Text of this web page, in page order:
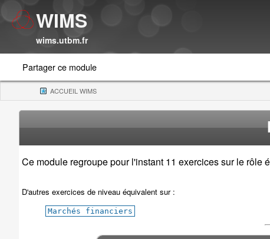
WIMS
wims.utbm.fr
Partager ce module
ACCUEIL WIMS(CURRENT)
Ce module regroupe pour l'instant 11 exercices sur le rôle
D'autres exercices de niveau équivalent sur :
Marchés financiers